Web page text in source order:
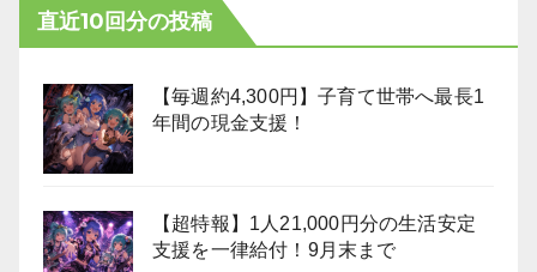
直近10回分の投稿
【毎週約4,300円】子育て世帯へ最長1
年間の現金支援！
【超特報】1人21,000円分の生活安定
支援を一律給付！9月末まで